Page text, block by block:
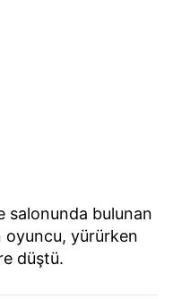
salonunda bulunan
yürürken
düştü.